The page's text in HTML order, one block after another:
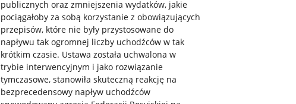
publicznych oraz zmniejszenia wydatków, jakie
pociągałoby za sobą korzystanie z obowiązujących
przepisów, które nie były przystosowane do
napływu tak ogromnej liczby uchodźców w tak
krótkim czasie. Ustawa została uchwalona w
trybie interwencyjnym i jako rozwiązanie
tymczasowe, stanowiła skuteczną reakcję na
bezprecedensowy napływ uchodźców